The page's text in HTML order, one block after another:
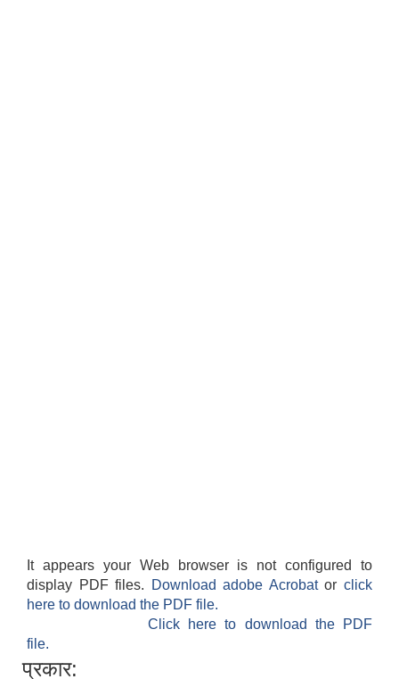
It appears your Web browser is not configured to
display PDF files.
Download adobe Acrobatorclick
here to download the PDF file.
Click here to download the PDF
file.
प्रकार: